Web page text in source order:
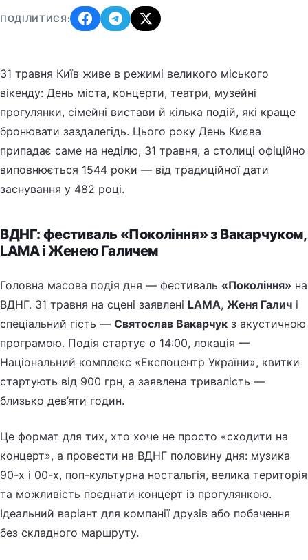
ПОДІЛИТИСЯ:
31 травня Київ живе в режимі великого міського
вікенду: День міста, концерти, театри, музейні
прогулянки, сімейні вистави й кілька подій, які краще
бронювати заздалегідь. Цього року День Києва
припадає саме на неділю, 31 травня, а столиці офіційно
виповнюється 1544 роки — від традиційної дати
заснування у 482 році.
ВДНГ: фестиваль «Покоління» з Вакарчуком,
LAMA і Женею Галичем
Головна масова подія дня — фестиваль «Покоління» на
ВДНГ. 31 травня на сцені заявлені LAMA, Женя Галич і
спеціальний гість — Святослав Вакарчук з акустичною
програмою. Подія стартує о 14:00, локація —
Національний комплекс «Експоцентр України», квитки
стартують від 900 грн, а заявлена тривалість —
близько дев’яти годин.
Це формат для тих, хто хоче не просто «сходити на
концерт», а провести на ВДНГ половину дня: музика
90-х і 00-х, поп-культурна ностальгія, велика територія
та можливість поєднати концерт із прогулянкою.
Ідеальний варіант для компанії друзів або побачення
без складного маршруту.